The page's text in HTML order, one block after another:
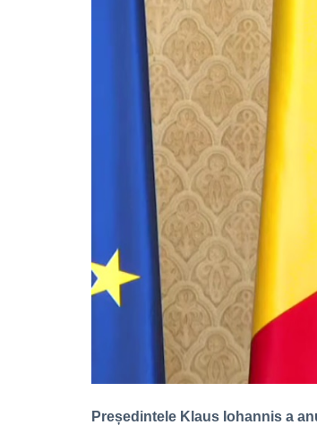
Președintele Klaus Iohannis a